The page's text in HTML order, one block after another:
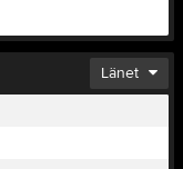
Länet